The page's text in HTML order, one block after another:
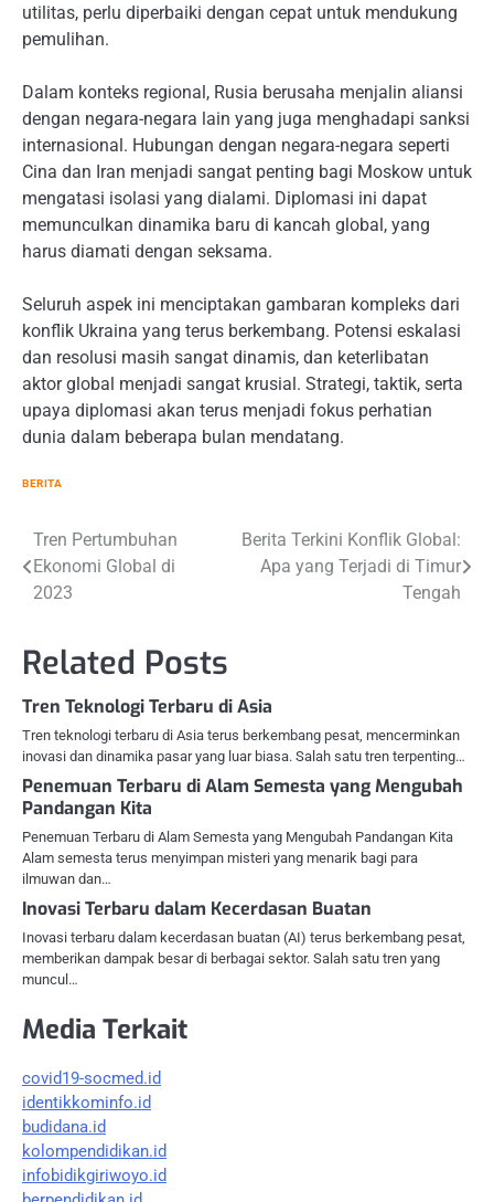
utilitas, perlu diperbaiki dengan cepat untuk mendukung
pemulihan.
Dalam konteks regional, Rusia berusaha menjalin aliansi
dengan negara-negara lain yang juga menghadapi sanksi
internasional. Hubungan dengan negara-negara seperti
Cina dan Iran menjadi sangat penting bagi Moskow untuk
mengatasi isolasi yang dialami. Diplomasi ini dapat
memunculkan dinamika baru di kancah global, yang
harus diamati dengan seksama.
Seluruh aspek ini menciptakan gambaran kompleks dari
konflik Ukraina yang terus berkembang. Potensi eskalasi
dan resolusi masih sangat dinamis, dan keterlibatan
aktor global menjadi sangat krusial. Strategi, taktik, serta
upaya diplomasi akan terus menjadi fokus perhatian
dunia dalam beberapa bulan mendatang.
BERITA
Navigasi
pos
Tren Pertumbuhan
Ekonomi Global di
2023
Berita Terkini Konflik Global:
Apa yang Terjadi di Timur
Tengah
Related Posts
Tren Teknologi Terbaru di Asia
Tren teknologi terbaru di Asia terus berkembang pesat, mencerminkan
inovasi dan dinamika pasar yang luar biasa. Salah satu tren terpenting…
Penemuan Terbaru di Alam Semesta yang Mengubah
Pandangan Kita
Penemuan Terbaru di Alam Semesta yang Mengubah Pandangan Kita
Alam semesta terus menyimpan misteri yang menarik bagi para
ilmuwan dan…
Inovasi Terbaru dalam Kecerdasan Buatan
Inovasi terbaru dalam kecerdasan buatan (AI) terus berkembang pesat,
memberikan dampak besar di berbagai sektor. Salah satu tren yang
muncul…
Media Terkait
covid19-socmed.id
identikkominfo.id
budidana.id
kolompendidikan.id
infobidikgiriwoyo.id